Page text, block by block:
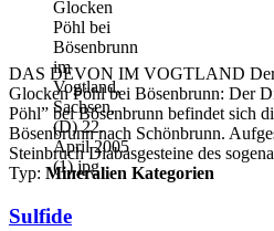
DAS DEVON IM VOGTLAND Der
Glocken Pöhl bei Bösenbrunn: Der
Pöhl” bei Bösenbrunn befindet sich
Bösenbrunn nach Schönbrunn.
Steinbruch Diabasgesteine des
Typ: Mineralien Kategorien
Sulfide